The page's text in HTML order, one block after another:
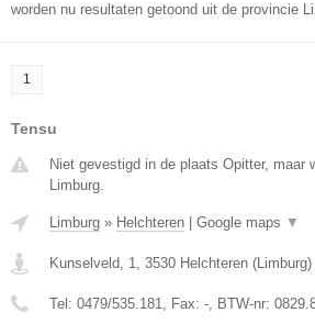
worden nu resultaten getoond uit de provincie
1
Tensu
Niet gevestigd in de plaats Opitter, maar
Limburg.
Limburg » Helchteren Google maps ▼
Kunselveld, 1, 3530 Helchteren (Limburg)
Tel: 0479/535.181, Fax: -, BTW-nr: